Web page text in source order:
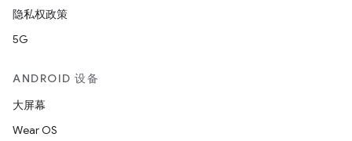
隐私权政策
5G
ANDROID 设备
大屏幕
Wear OS